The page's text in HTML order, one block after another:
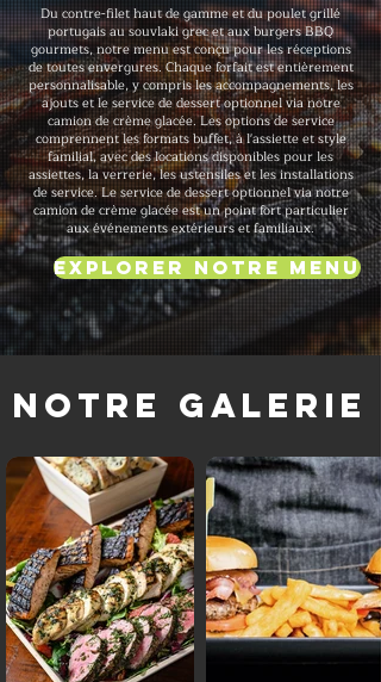
Du contre-filet haut de gamme et du poulet grillé
portugais au souvlaki grec et aux burgers BBQ
gourmets, notre menu est conçu pour les réceptions
de toutes envergures. Chaque forfait est entièrement
personnalisable, y compris les accompagnements, les
ajouts et le service de dessert optionnel via notre
camion de crème glacée. Les options de service
comprennent les formats buffet, à l'assiette et style
familial, avec des locations disponibles pour les
assiettes, la verrerie, les ustensiles et les installations
de service. Le service de dessert optionnel via notre
camion de crème glacée est un point fort particulier
aux événements extérieurs et familiaux.
Explorer notre menu
Notre galerie